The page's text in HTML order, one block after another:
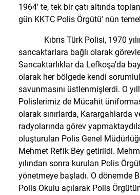
1964' te, tek bir çatı altında
gün KKTC Polis Örgütü' nün
Kıbrıs Türk Polisi, 1970
sancaktarlara bağlı olarak
Sancaktarlıklar da Lefkoşa'da
olarak her bölgede kendi
savunmasını üstlenmişlerdi. O
Polislerimiz de Mücahit
olarak sınırlarda, Karargahlarda
radyolarında görev
oluşturulan Polis Genel
Mehmet Refik Bey getirildi.
yılından sonra kurulan Polis
yönetmeye başladı. O dönemde
Polis Okulu açılarak Polis